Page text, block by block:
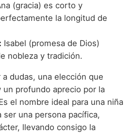
(gracia) es corto y
la longitud de
Isabel (promesa de Dios)
nobleza y tradición.
dudas, una elección que
un profundo aprecio por la
el nombre ideal para una niña
ser una persona pacífica,
llevando consigo la